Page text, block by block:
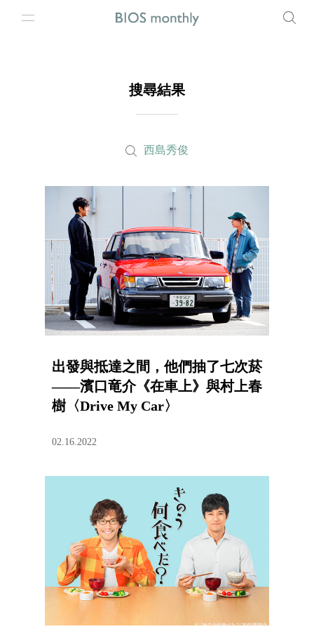
搜尋結果
西島秀俊
出發與抵達之間，他們抽了七次菸
——濱口竜介《在車上》與村上春
樹〈Drive My Car〉
02.16.2022